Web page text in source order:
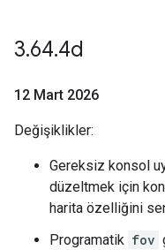
3.64.4d
12 Mart 2026
Değişiklikler:
Gereksiz konsol
düzeltmek için
harita özelliğini
Programatik fov